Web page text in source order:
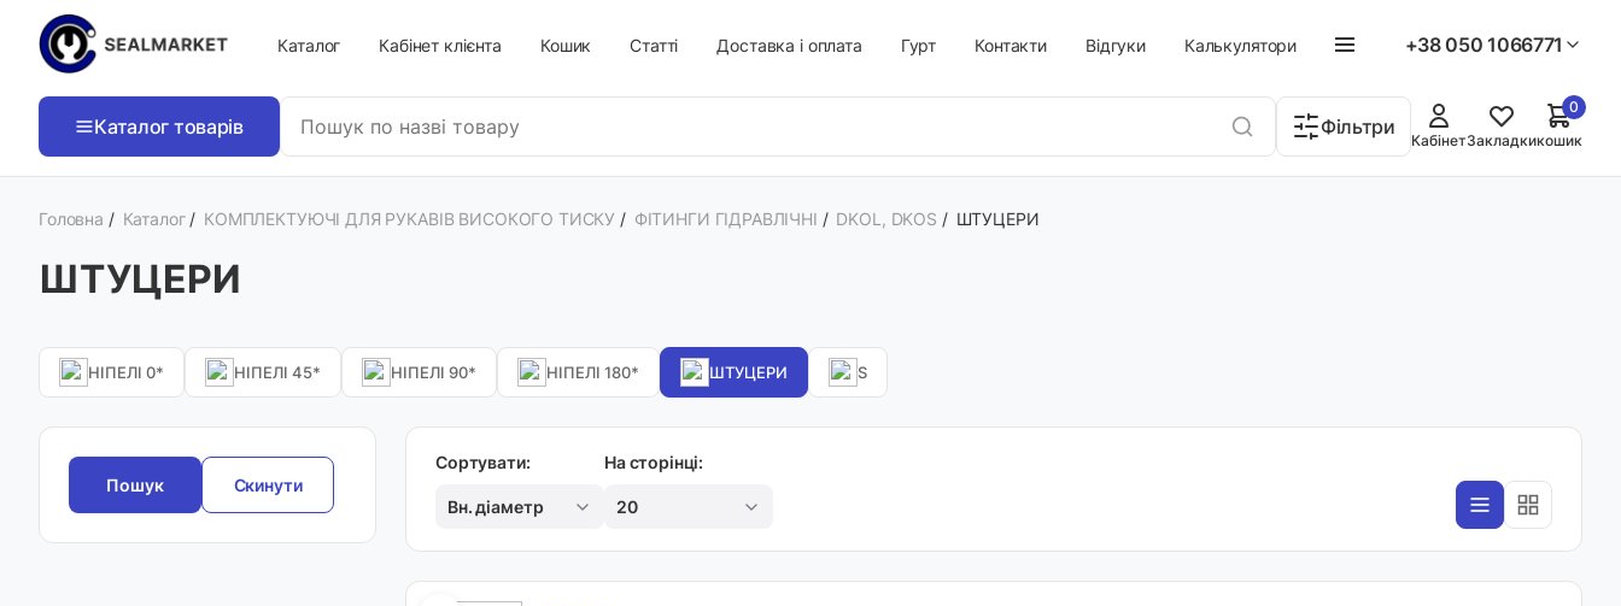
Каталог Кабінет клієнта Кошик Статті Доставка і оплата Гурт Контакти Відгуки Калькулятори +38 050 1066771
Каталог товарів Фільтри
КабінетЗакладкикошик
0
Головна / Каталог / КОМПЛЕКТУЮЧІ ДЛЯ РУКАВІВ ВИСОКОГО ТИСКУ / ФІТИНГИ ГІДРАВЛІЧНІ / DKOL, DKOS / ШТУЦЕРИ
ШТУЦЕРИ
НІПЕЛІ 0* НІПЕЛІ 45* НІПЕЛІ 90* НІПЕЛІ 180* ШТУЦЕРИ S
Скинути
Сортувати:
Вн. діаметр
На сторінці:
20